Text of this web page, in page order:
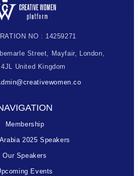
NO : 14259271
Street, Mayfair, London,
United Kingdom
Membership
2025 Speakers
Our Speakers
Events